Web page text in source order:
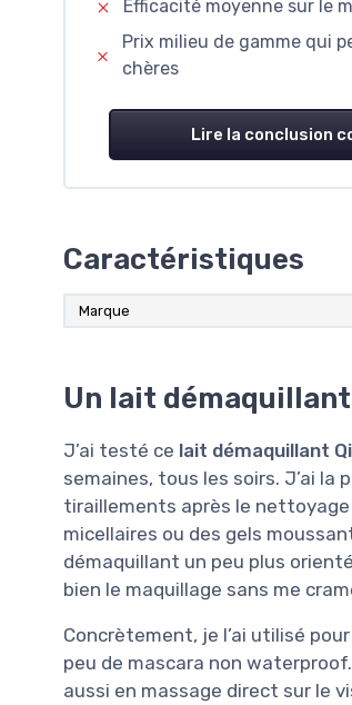
Efficacité moyenne sur le
Prix milieu de gamme qui
chères
Lire la conclusion
Caractéristiques
Marque
Un lait
J’ai testé ce lait démaquillant
semaines, tous les soirs. J’ai
tiraillements après le
micellaires ou des gels
démaquillant un peu plus
bien le maquillage sans me
Concrètement, je l’ai utilisé
peu de mascara non
aussi en massage direct sur le